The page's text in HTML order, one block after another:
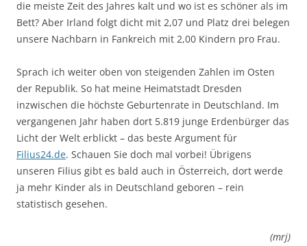
die meiste Zeit des Jahres kalt und wo ist es schöner als im
Bett? Aber Irland folgt dicht mit 2,07 und Platz drei belegen
unsere Nachbarn in Fankreich mit 2,00 Kindern pro Frau.
Sprach ich weiter oben von steigenden Zahlen im Osten
der Republik. So hat meine Heimatstadt Dresden
inzwischen die höchste Geburtenrate in Deutschland. Im
vergangenen Jahr haben dort 5.819 junge Erdenbürger das
Licht der Welt erblickt – das beste Argument für
Filius24.de. Schauen Sie doch mal vorbei! Übrigens
unseren Filius gibt es bald auch in Österreich, dort werde
ja mehr Kinder als in Deutschland geboren – rein
statistisch gesehen.
(mrj)